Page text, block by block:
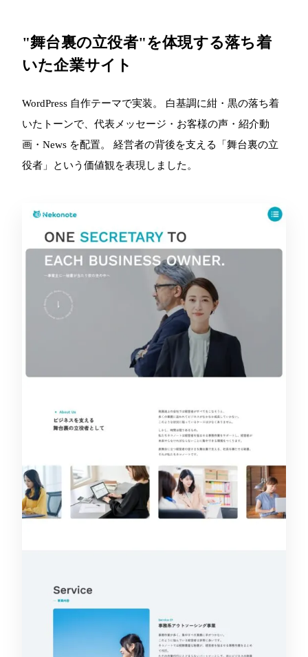
"舞台裏の立役者"を体現する落ち着
いた企業サイト
WordPress 自作テーマで実装。 白基調に紺・黒の落ち着
いたトーンで、代表メッセージ・お客様の声・紹介動
画・News を配置。 経営者の背後を支える「舞台裏の立
役者」という価値観を表現しました。
TOP